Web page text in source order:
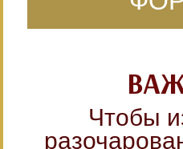
Чтобы